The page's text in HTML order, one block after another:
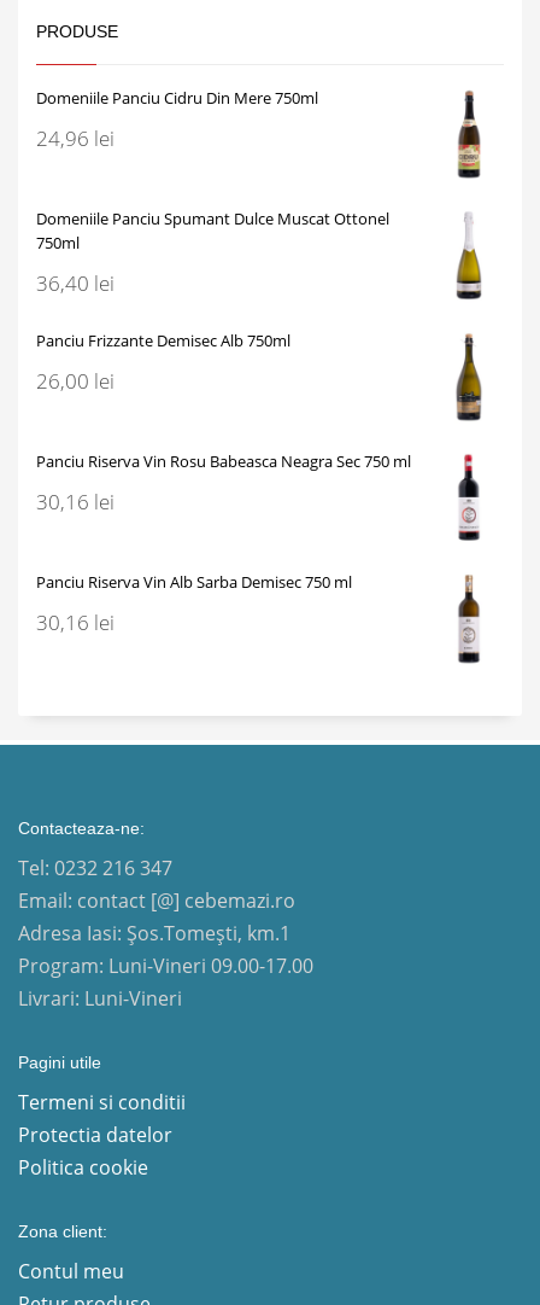
PRODUSE
Domeniile Panciu Cidru Din Mere 750ml
24,96 lei
Domeniile Panciu Spumant Dulce Muscat Ottonel
750ml
36,40 lei
Panciu Frizzante Demisec Alb 750ml
26,00 lei
Panciu Riserva Vin Rosu Babeasca Neagra Sec 750 ml
30,16 lei
Panciu Riserva Vin Alb Sarba Demisec 750 ml
30,16 lei
Contacteaza-ne:
Tel: 0232 216 347
Email: contact [@] cebemazi.ro
Adresa Iasi: Șos.Tomești, km.1
Program: Luni-Vineri 09.00-17.00
Livrari: Luni-Vineri
Pagini utile
Termeni si conditii
Protectia datelor
Politica cookie
Zona client:
Contul meu